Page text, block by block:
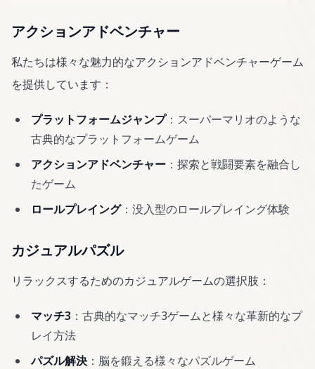
アクションアドベンチャー
私たちは様々な魅力的なアクションアドベンチャーゲーム
を提供しています：
プラットフォームジャンプ：スーパーマリオのような
古典的なプラットフォームゲーム
アクションアドベンチャー ：探索と戦闘要素を融合し
たゲーム
ロールプレイング：没入型のロールプレイング体験
カジュアルパズル
リラックスするためのカジュアルゲームの選択肢：
マッチ3 ：古典的なマッチ3ゲームと様々な革新的なプ
レイ方法
パズル解決 ：脳を鍛える様々なパズルゲーム